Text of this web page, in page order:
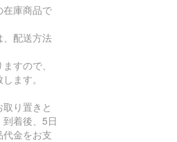
在庫商品で
、配送方法
すので、
ます。
り置きと
着後、5日
金をお支